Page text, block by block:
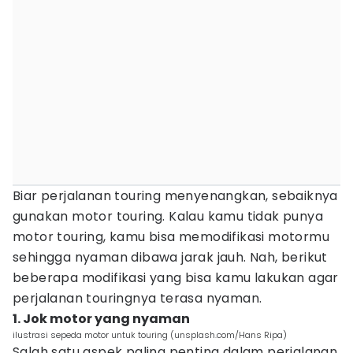
Biar perjalanan touring menyenangkan, sebaiknya
gunakan motor touring. Kalau kamu tidak punya
motor touring, kamu bisa memodifikasi motormu
sehingga nyaman dibawa jarak jauh. Nah, berikut
beberapa modifikasi yang bisa kamu lakukan agar
perjalanan touringnya terasa nyaman.
1. Jok motor yang nyaman
ilustrasi sepeda motor untuk touring (unsplash.com/Hans Ripa)